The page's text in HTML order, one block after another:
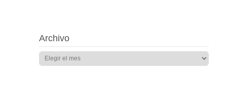
Archivo